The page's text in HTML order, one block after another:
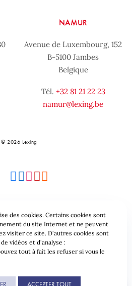
NAMUR
Avenue de Luxembourg, 152
B-5100 Jambes
Belgique
Tél. +32 81 21 22 23
namur@lexing.be
© 2026 Lexing
Conditions générales
données & Cookies
de
des cookies. Certains cookies sont
du site Internet et ne peuvent
visiter ce site. D'autres cookies sont
vidéos et d'analyse :
tout à fait les refuser si vous le
ACCEPTER TOUT